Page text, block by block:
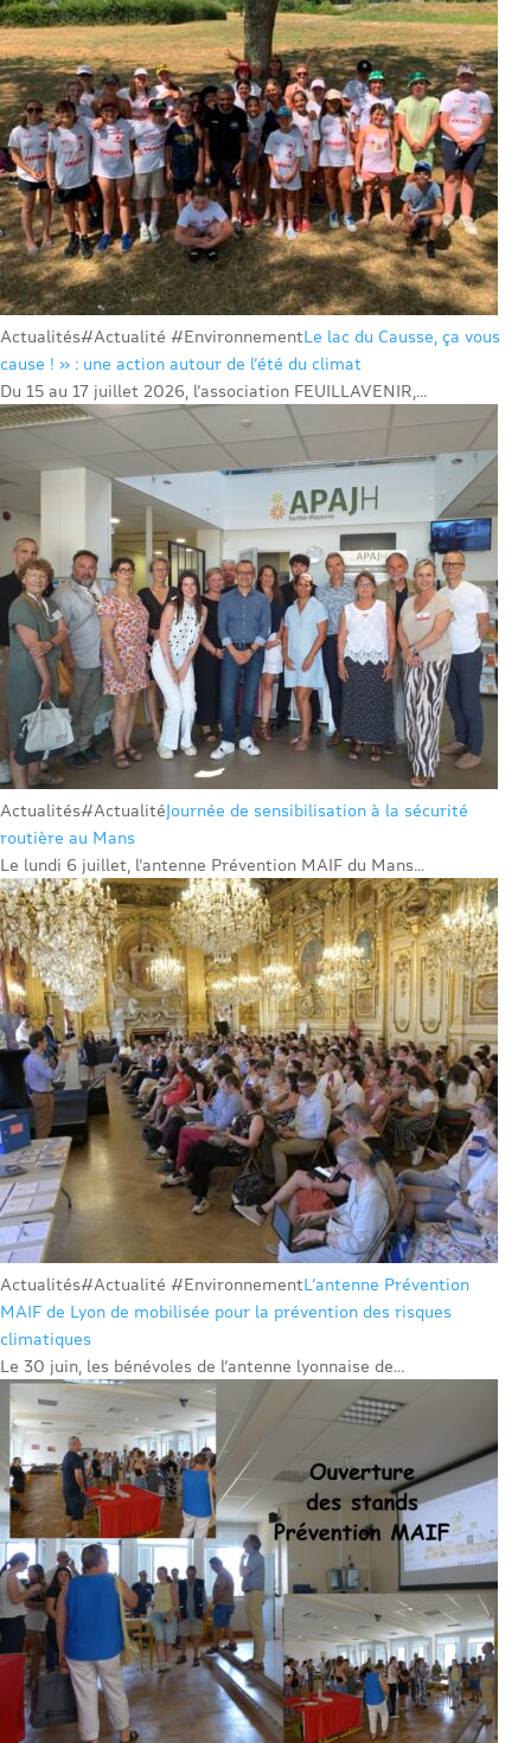
Actualités#Actualité #EnvironnementLe lac du Causse, ça vous
cause ! » : une action autour de l’été du climat
Du 15 au 17 juillet 2026, l’association FEUILLAVENIR,...
Actualités#ActualitéJournée de sensibilisation à la sécurité
routière au Mans
Le lundi 6 juillet, l’antenne Prévention MAIF du Mans...
Actualités#Actualité #EnvironnementL’antenne Prévention
MAIF de Lyon de mobilisée pour la prévention des risques
climatiques
Le 30 juin, les bénévoles de l’antenne lyonnaise de...